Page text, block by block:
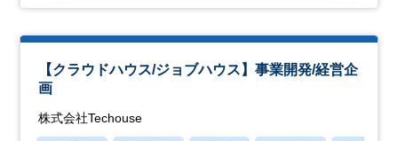
【クラウドハウス/ジョブハウス】事業開発/経営企
画
株式会社Techouse